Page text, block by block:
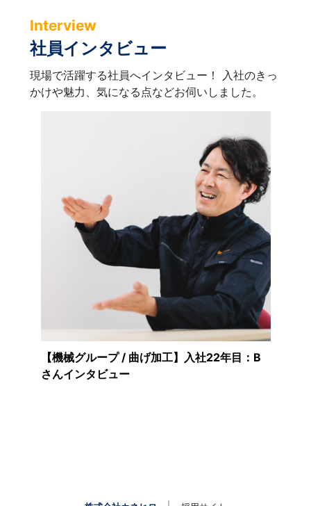
Interview
社員インタビュー
現場で活躍する社員へインタビュー！ 入社のきっ
かけや魅力、気になる点などお伺いしました。
【機械グループ / 曲げ加工】入社22年目：B
さんインタビュー